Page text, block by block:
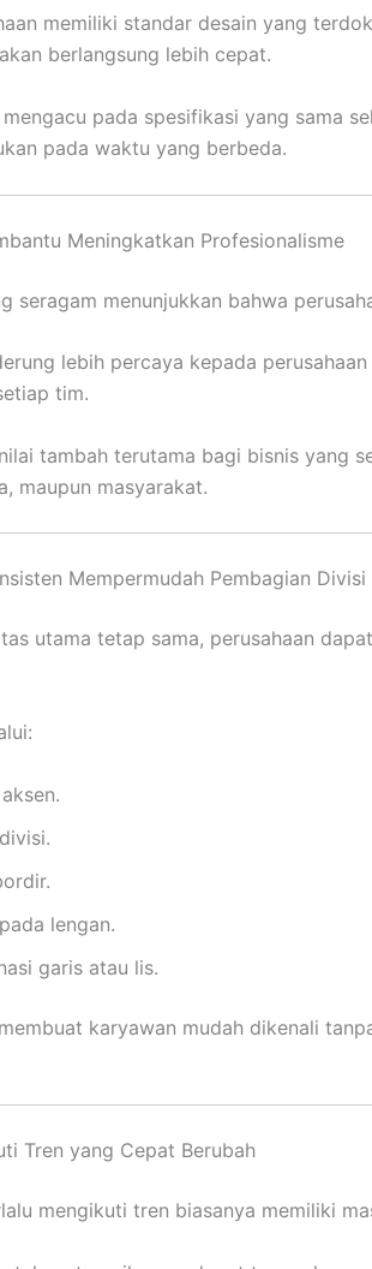
memiliki standar desain yang
berlangsung lebih cepat.
pada spesifikasi yang sama
pada waktu yang berbeda.
Meningkatkan Profesionalisme
seragam menunjukkan bahwa
lebih percaya kepada
tim.
tambah terutama bagi bisnis yang
maupun masyarakat.
Mempermudah Pembagian Divisi
utama tetap sama, perusahaan
lengan.
garis atau lis.
karyawan mudah dikenali
Tren yang Cepat Berubah
mengikuti tren biasanya memiliki